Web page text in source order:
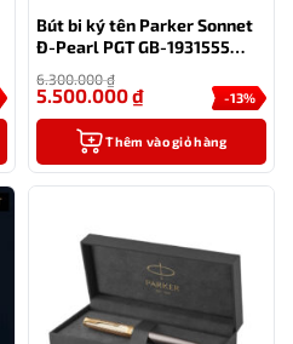
Bút bi ký tên Parker Sonnet
Đ-Pearl PGT GB-1931555
6.300.000₫
-13%
5.500.000₫
Thêm vào giỏ hàng